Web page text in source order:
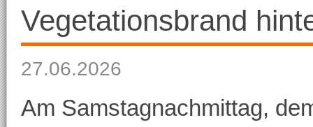
Vegetationsbrand
27.06.2026
Am Samstagnachmittag,